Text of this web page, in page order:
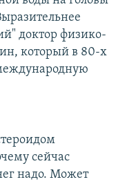
доктор физико-
который в 80-х
сейчас
надо. Может